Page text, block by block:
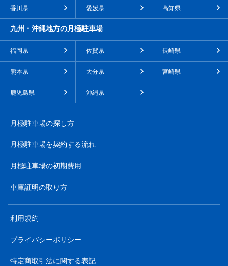
香川県 愛媛県 高知県
九州・沖縄地方の月極駐車場
福岡県 佐賀県 長崎県
熊本県 大分県 宮崎県
鹿児島県 沖縄県
月極駐車場の探し方
月極駐車場を契約する流れ
月極駐車場の初期費用
車庫証明の取り方
利用規約
プライバシーポリシー
特定商取引法に関する表記